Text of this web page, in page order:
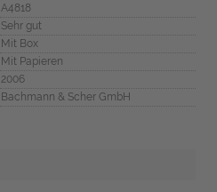
A4818
Sehr gut
Mit Box
Mit Papieren
2006
Bachmann & Scher GmbH